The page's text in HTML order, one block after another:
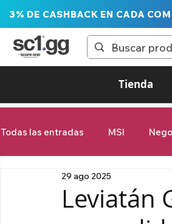
3% DE CASHBACK EN CADA
Tienda
Todas las entradas MSI
LTA Liga de las Américas
Leviatán
29 ago 2025